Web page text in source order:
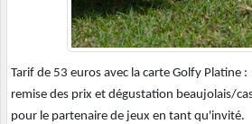
Tarif de 53 euros avec la carte Golfy Platine
remise des prix et dégustation beaujolais/
pour le partenaire de jeux en tant qu'invité.